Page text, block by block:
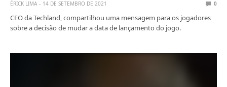
ÉRICK LIMA 14 DE SETEMBRO DE 2021 0
CEO da Techland, compartilhou uma mensagem para os jogadores
sobre a decisão de mudar a data de lançamento do jogo.